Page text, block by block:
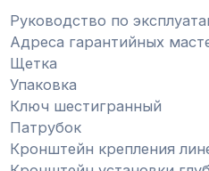
Руководство по
Адреса гарантийных
Щетка
Упаковка
Ключ шестигранный
Патрубок
Кронштейн крепления